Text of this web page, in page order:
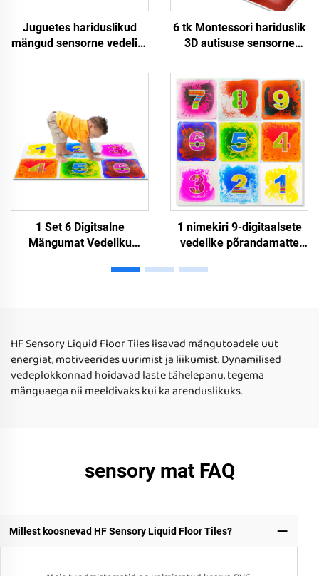
Juguetes hariduslikud
mängud sensorne vedelik-
põrandaplaadid autistlike
6 tk Montessori hariduslik
3D autisuse sensorne
tantsuvedeliku
põrandaplaadid lava
välismaailma mängumat
lapsi jaoks
1 Set 6 Digitsalne
Mängumat Vedeliku
Mängule Hariduslik
1 nimekiri 9-digitaalsete
vedelike põrandamatte
mänguks haridusliku
HF Sensory Liquid Floor Tiles lisavad mängutoadele uut
energiat, motiveerides uurimist ja liikumist. Dynamilised
vedeplokkonnad hoidavad laste tähelepanu, tegema
mänguaega nii meeldivaks kui ka arenduslikuks.
sensory mat FAQ
Millest koosnevad HF Sensory Liquid Floor Tiles?